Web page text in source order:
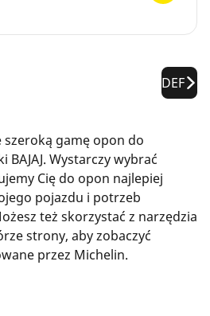
DEF
gamę opon do
Wystarczy wybrać
Cię do opon najlepiej
pojazdu i potrzeb
też skorzystać z narzędzia
strony, aby zobaczyć
przez Michelin.